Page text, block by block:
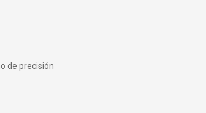
de precisión